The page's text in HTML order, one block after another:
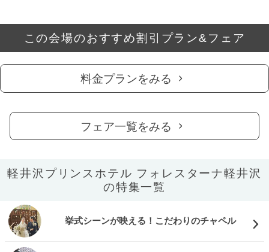
この会場のおすすめ割引プラン&フェア
料金プランをみる
フェア一覧をみる
軽井沢プリンスホテル フォレスターナ軽井沢
の特集一覧
挙式シーンが映える！こだわりのチャペル